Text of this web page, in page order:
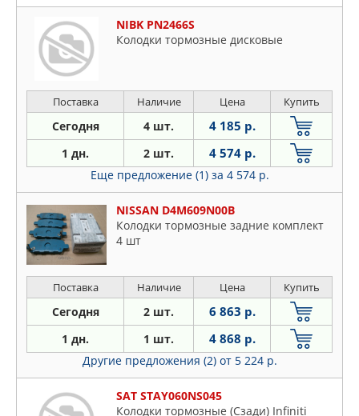
NIBK PN2466S
Колодки тормозные дисковые
Поставка Наличие Цена Купить
Сегодня 4 шт. 4 185 р.
1 дн. 2 шт. 4 574 р.
Еще предложение (1) за 4 574 р.
NISSAN D4M609N00B
Колодки тормозные задние комплект
4 шт
Поставка Наличие Цена Купить
Сегодня 2 шт. 6 863 р.
1 дн. 1 шт. 4 868 р.
Другие предложения (2) от 5 224 р.
SAT STAY060NS045
Колодки тормозные (Сзади) Infiniti